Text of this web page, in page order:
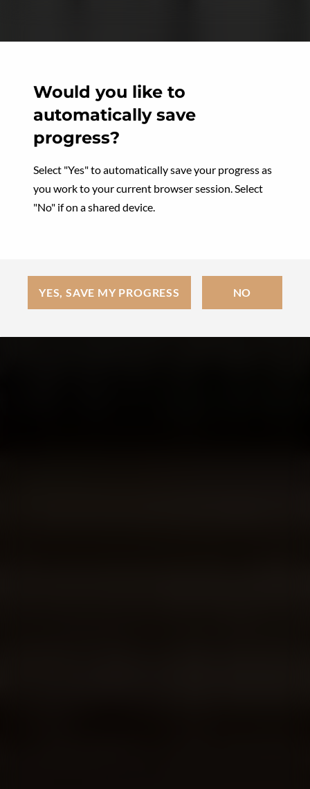
Would you like to
automatically save
progress?
Select "Yes" to automatically save your progress as
you work to your current browser session. Select
"No" if on a shared device.
YES, SAVE MY PROGRESS NO